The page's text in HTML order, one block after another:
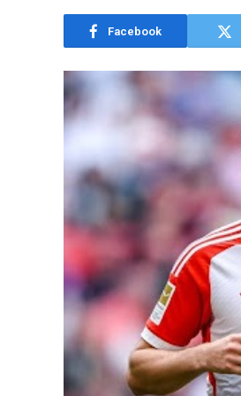
Facebook